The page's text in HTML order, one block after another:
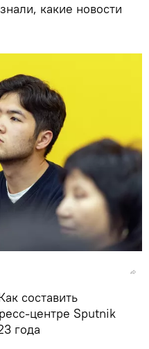
какие новости
составить
центре Sputnik
года